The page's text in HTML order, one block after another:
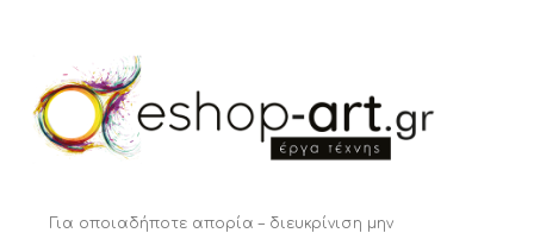
Για οποιαδήποτε απορία – διευκρίνιση μην